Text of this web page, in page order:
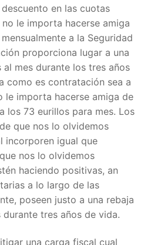
en las cuotas
le importa hacerse amiga
a la Seguridad
proporciona lugar a una
mes durante los tres años
como es contratación sea a
le importa hacerse amiga de
los 73 eurillos para mes. Los
que nos lo olvidemos
incorporen igual que
nos lo olvidemos
haciendo positivas, an
a lo largo de las
poseen justo a una rebaja
tres años de vida.
una carga fiscal cual